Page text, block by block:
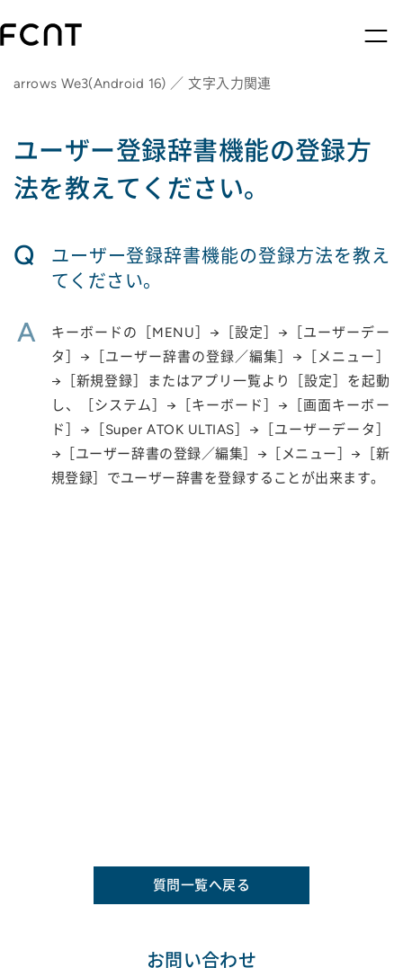
arrows We3(Android 16) ／ 文字入力関連
ユーザー登録辞書機能の登録方
法を教えてください。
Q
ユーザー登録辞書機能の登録方法を教え
てください。
A
キーボードの［MENU］→［設定］→［ユーザーデー
タ］→［ユーザー辞書の登録／編集］→［メニュー］
→［新規登録］またはアプリ一覧より［設定］を起動
し、［システム］→［キーボード］→［画面キーボー
ド］→［Super ATOK ULTIAS］→［ユーザーデータ］
→［ユーザー辞書の登録／編集］→［メニュー］→［新
規登録］でユーザー辞書を登録することが出来ます。
質問一覧へ戻る
お問い合わせ